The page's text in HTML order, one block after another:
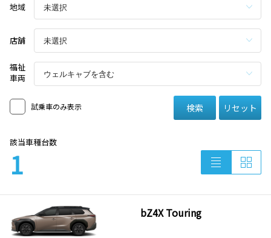
地域
店舗
福祉
車両
試乗車のみ表示 検索 リセット
該当車種台数
1
bZ4X Touring